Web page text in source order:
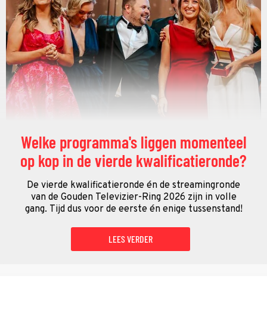
Welke programma's liggen momenteel
op kop in de vierde kwalificatieronde?
De vierde kwalificatieronde én de streamingronde
van de Gouden Televizier-Ring 2026 zijn in volle
gang. Tijd dus voor de eerste én enige tussenstand!
LEES VERDER